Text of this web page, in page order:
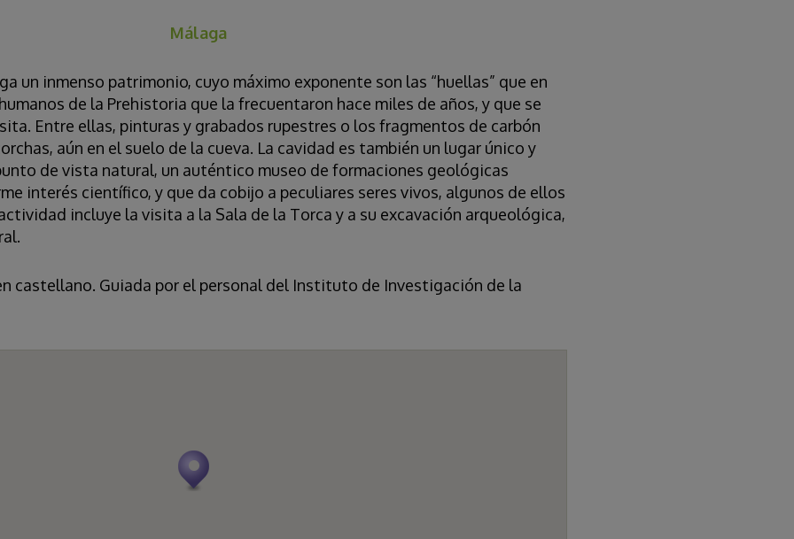
Málaga
un inmenso patrimonio, cuyo máximo exponente son las “huellas” que en
de la Prehistoria que la frecuentaron hace miles de años, y que se
Entre ellas, pinturas y grabados rupestres o los fragmentos de carbón
aún en el suelo de la cueva. La cavidad es también un lugar único y
de vista natural, un auténtico museo de formaciones geológicas
interés científico, y que da cobijo a peculiares seres vivos, algunos de ellos
incluye la visita a la Sala de la Torca y a su excavación arqueológica,
castellano. Guiada por el personal del Instituto de Investigación de la